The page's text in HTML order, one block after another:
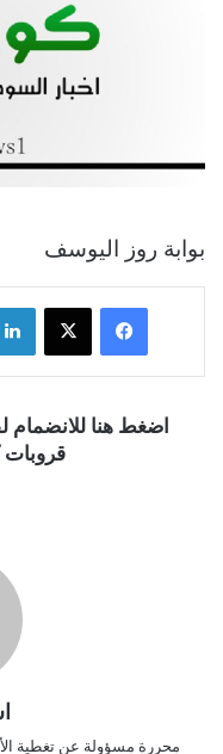
بوابة روز اليوسف
فيسبوك ‫X
اضغط هنا
قروبات
محررة مسؤولة عن تغطية